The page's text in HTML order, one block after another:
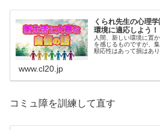
くられ先生の心理
環境に適応しよう！
人間、新しい環境に置
を感じるものですが、
順応性はあって損はあ
www.cl20.jp
コミュ障を訓練して直す